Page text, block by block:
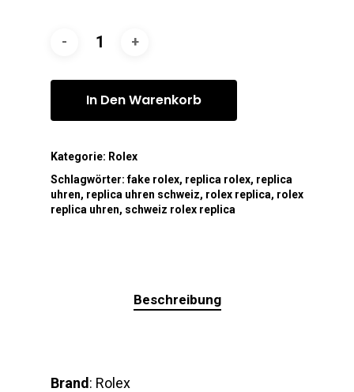
In Den Warenkorb
Kategorie: Rolex
Schlagwörter:fake rolex, replica rolex, replica
uhren, replica uhren schweiz, rolex replica, rolex
replica uhren, schweiz rolex replica
Beschreibung
Brand: Rolex